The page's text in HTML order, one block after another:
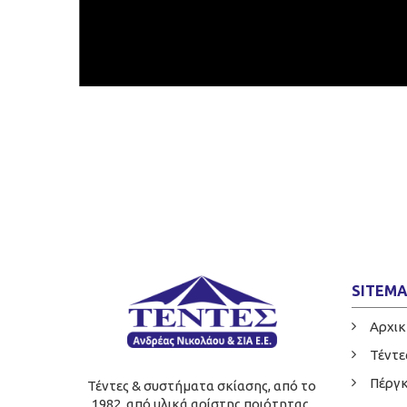
Τέντες & συστήματα σκίασης, από το
1982, από υλικά αρίστης ποιότητας.